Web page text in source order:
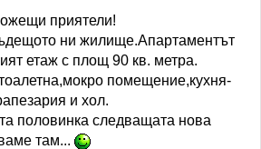
приятели!
ни жилище.Апартаментът
етаж с площ 90 кв. метра.
помещение,кухня-
и хол.
половинка следващата нова
там...